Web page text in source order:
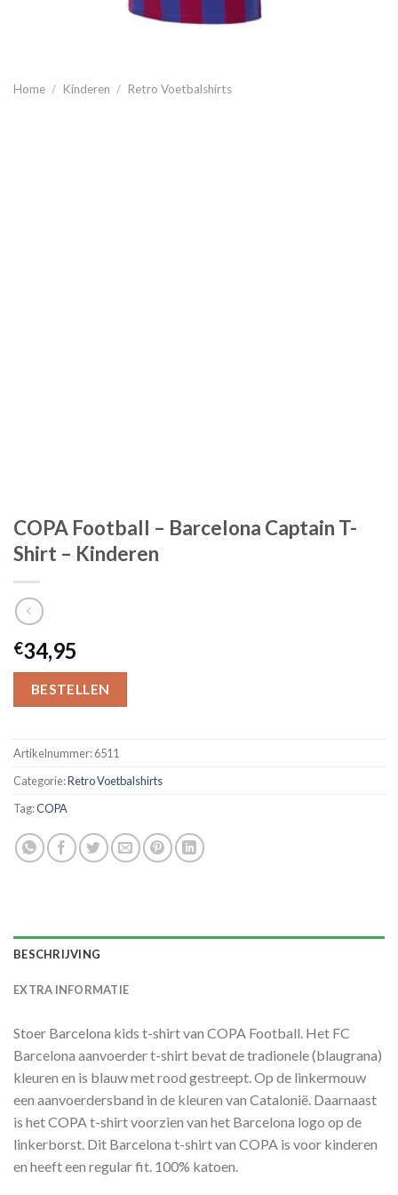
Home / Kinderen / Retro Voetbalshirts
COPA Football – Barcelona Captain T-
Shirt – Kinderen
€34,95
BESTELLEN
Artikelnummer:6511
Categorie:Retro Voetbalshirts
Tag:COPA
BESCHRIJVING
EXTRA INFORMATIE
Stoer Barcelona kids t-shirt van COPA Football. Het FC
Barcelona aanvoerder t-shirt bevat de tradionele (blaugrana)
kleuren en is blauw met rood gestreept. Op de linkermouw
een aanvoerdersband in de kleuren van Catalonië. Daarnaast
is het COPA t-shirt voorzien van het Barcelona logo op de
linkerborst. Dit Barcelona t-shirt van COPA is voor kinderen
en heeft een regular fit. 100% katoen.